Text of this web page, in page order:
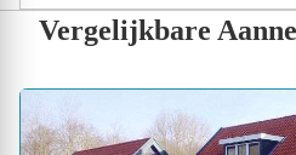
Vergelijkbare